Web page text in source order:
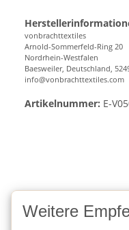
vonbrachttextiles
Arnold-Sommerfeld-Ring 20
Nordrhein-Westfalen
Baesweiler, Deutschland,
info@vonbrachttextiles.com
Artikelnummer: E-
Weitere